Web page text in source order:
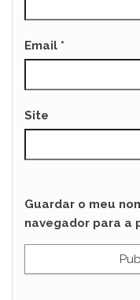
Email *
Site
Guardar o meu
navegador para a